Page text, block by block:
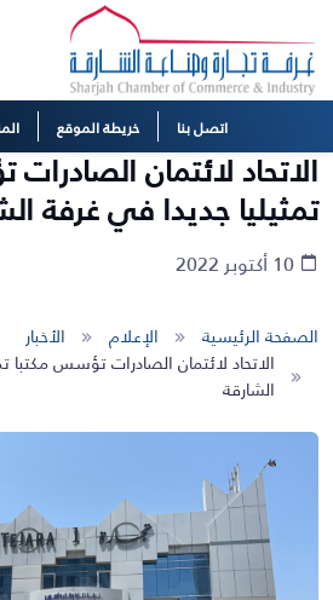
اتصل بنا خريطة الموقع
الاتحاد لائتمان
تمثيليا جديدا في غرفة
الصفحة الرئيسية الإعلام
الأخبار
الاتحاد لائتمان الصادرات تؤسس مكتبا
الشارقة